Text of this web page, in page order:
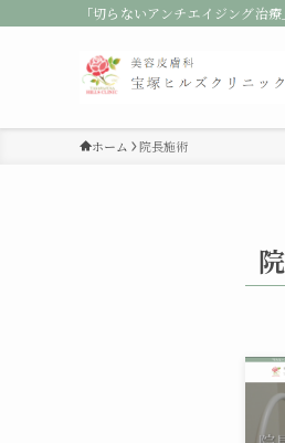
「切らないアンチエイジング治
ホーム 院長施術